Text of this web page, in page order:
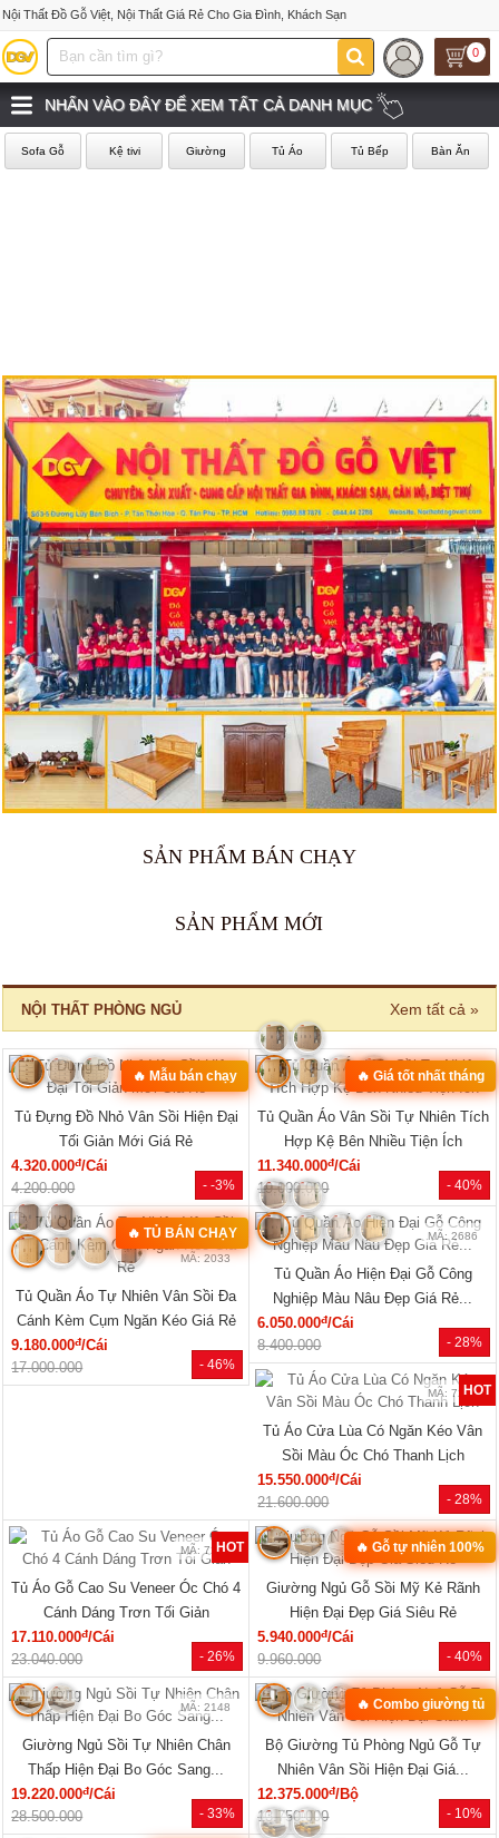
Nội Thất Đồ Gỗ Việt, Nội Thất Giá Rẻ Cho Gia Đình, Khách Sạn
0
NHẤN VÀO ĐÂY ĐỂ XEM TẤT CẢ DANH MỤC
Sofa Gỗ Kệ tivi Giường Tủ Áo Tủ Bếp Bàn Ăn
SẢN PHẨM BÁN CHẠY
- 43%
🔥 Bán chạy 2026
MÃ: 8411
Bộ Sofa Góc Gỗ Sồi Mỹ Có Ghế
Đơn Thiết Kế Bo Tròn
24.610.000
43.150.000
- 23%
MÃ: 3431
Bộ Bàn Ghế Đối Lớn Gỗ Gõ Đỏ
Tựa Lưng Nan Hiện Đại Đẹp
33.440.000
43.360.000
‹ ›
SẢN PHẨM MỚI
- 25%
Mẫu Sofa Phòng Khách Gỗ Sồi Mỹ
Tựa Nan Hiện Đại Mới Giá Rẻ
- 31%
MÃ: 1853
Bộ Sofa Góc L Gỗ Óc Chó 100%
Vân Đẹp Hiện Đại Tay Tựa Lớn
đ
111.170.000
›
NỘI THẤT PHÒNG NGỦ Xem tất cả »
🔥 Mẫu bán chạy 🔥 Giá tốt nhất tháng